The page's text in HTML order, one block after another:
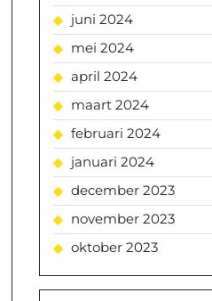
juni 2024
mei 2024
april 2024
maart 2024
februari 2024
januari 2024
december 2023
november 2023
oktober 2023